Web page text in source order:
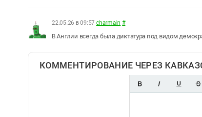
22.05.26 в 09:57 charmain #
В Англии всегда была диктатура под видом
КОММЕНТИРОВАНИЕ ЧЕРЕЗ